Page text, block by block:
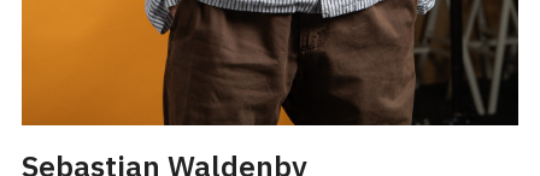
Sebastian Waldenby